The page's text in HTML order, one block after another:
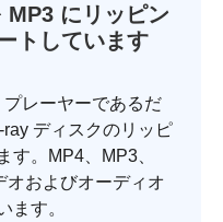
にリッピン
トしています
レーヤーであるだ
ディスクのリッピ
す。MP4、MP3、
オおよびオーディオ
ます。